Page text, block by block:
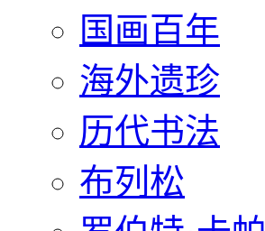
国画百年
海外遗珍
历代书法
布列松